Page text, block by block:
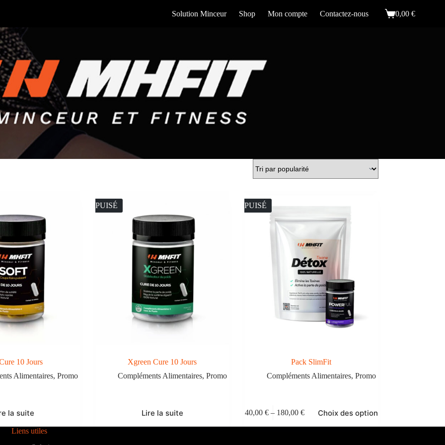
Solution Minceur Shop Mon compte Contactez-nous
Panier
0,00 €
10 Jours
Alimentaires, Promo
la suite
ÉPUISÉ
Xgreen Cure 10 Jours
Compléments Alimentaires, Promo
Lire la suite
ÉPUISÉ
Pack SlimFit
Compléments Alimentaires, Promo
140,00€ – 180,00€
Plage
de
Choix des options
produit
Liens utiles